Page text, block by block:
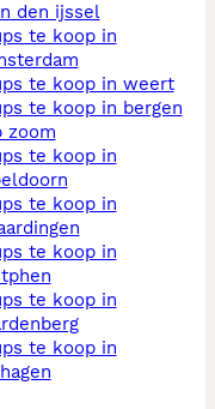
den ijssel
te koop in weert
zoom